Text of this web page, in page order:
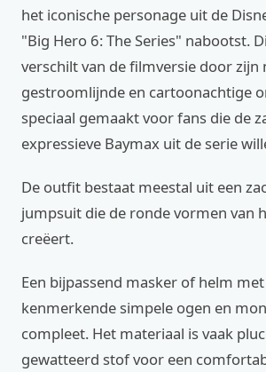
het iconische personage uit de
"Big Hero 6: The Series" nabootst.
verschilt van de filmversie door zijn
gestroomlijnde en cartoonachtige
speciaal gemaakt voor fans die de
expressieve Baymax uit de serie
De outfit bestaat meestal uit een
jumpsuit die de ronde vormen van
creëert.
Een bijpassend masker of helm
kenmerkende simpele ogen en
compleet. Het materiaal is vaak
gewatteerd stof voor een